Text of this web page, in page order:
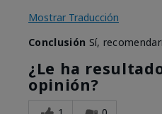
Mostrar Traducción
Conclusión Sí,
¿Le ha
opinión?